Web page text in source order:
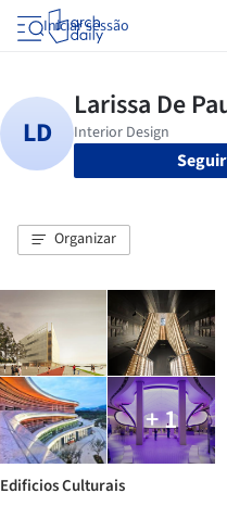
Iniciar sessão
Seguir
Organizar
+ 1
Edificios Culturais